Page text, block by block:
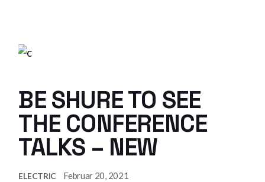
BE SHURE TO SEE
THE CONFERENCE
TALKS – NEW
ELECTRIC Februar 20, 2021